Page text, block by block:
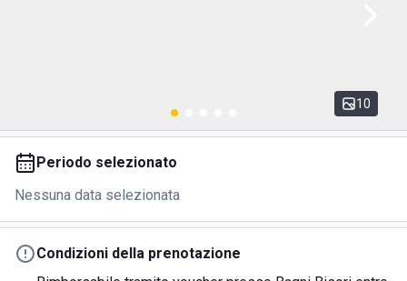
10
Periodo selezionato
Nessuna data selezionata
Condizioni della prenotazione